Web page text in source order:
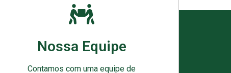
Nossa Equipe
Contamos com uma equipe de